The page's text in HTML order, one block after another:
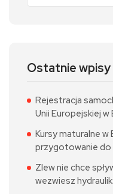
Ostatnie wpisy
Rejestracja
Unii Europejskiej w
Kursy maturalne w
przygotowanie do
Zlew nie chce
wezwiesz